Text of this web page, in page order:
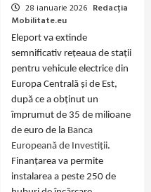
28 ianuarie 2026 Redacția
Mobilitate.eu
Eleport va extinde
semnificativ rețeaua de stații
pentru vehicule electrice din
Europa Centrală și de Est,
după ce a obținut un
împrumut de 35 de milioane
de euro de la Banca
Europeană de Investiții.
Finanțarea va permite
instalarea a peste 250 de